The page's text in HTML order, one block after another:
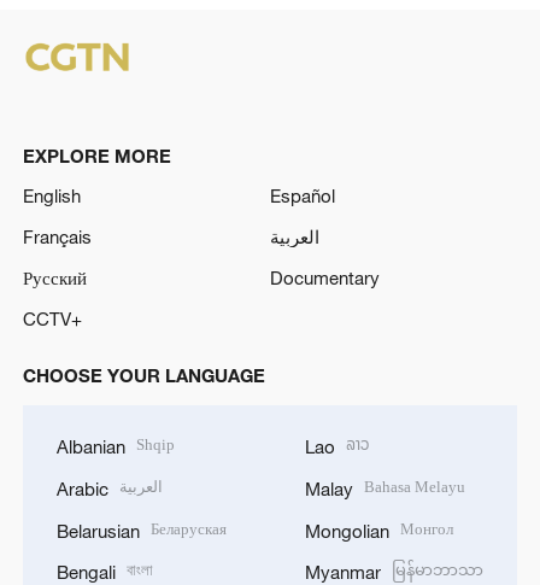
EXPLORE MORE
English
Español
Français
العربية
Русский
Documentary
CCTV+
CHOOSE YOUR LANGUAGE
Albanian Shqip
Arabic العربية
Belarusian Беларуская
Bengali বাংলা
Lao ລາວ
Malay Bahasa Melayu
Mongolian Монгол
Myanmar မြန်မာဘာသာ